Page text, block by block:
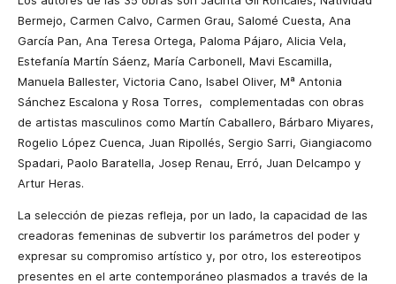
Bermejo, Carmen Calvo, Carmen Grau, Salomé Cuesta, Ana
García Pan, Ana Teresa Ortega, Paloma Pájaro, Alicia Vela,
Estefanía Martín Sáenz, María Carbonell, Mavi Escamilla,
Manuela Ballester, Victoria Cano, Isabel Oliver, Mª Antonia
Sánchez Escalona y Rosa Torres, complementadas con obras
de artistas masculinos como Martín Caballero, Bárbaro Miyares,
Rogelio López Cuenca, Juan Ripollés, Sergio Sarri, Giangiacomo
Spadari, Paolo Baratella, Josep Renau, Erró, Juan Delcampo y
Artur Heras.
La selección de piezas refleja, por un lado, la capacidad de las
creadoras femeninas de subvertir los parámetros del poder y
expresar su compromiso artístico y, por otro, los estereotipos
presentes en el arte contemporáneo plasmados a través de la